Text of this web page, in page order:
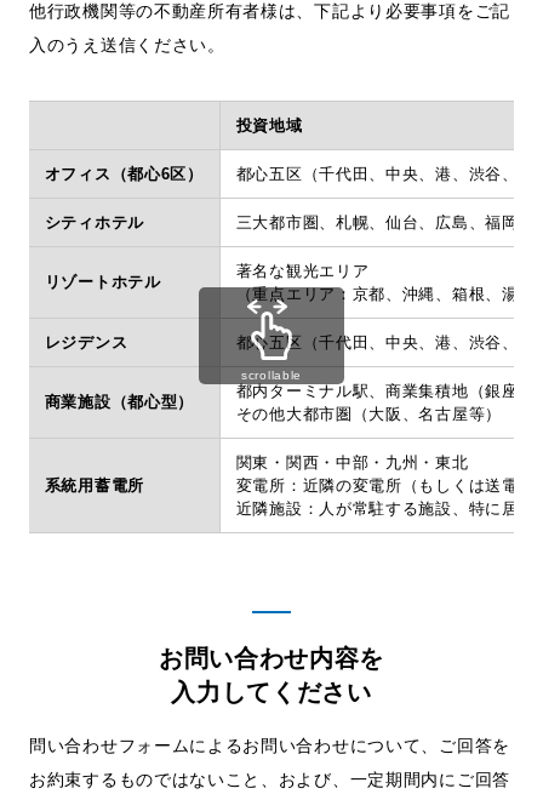
サステナビリティ
採用情報
English
他行政機関等の不動産所有者様は、下記より必要事項をご記
入のうえ送信ください。
投資地域
オフィス（都心6区） 都心五区（千代田、中央、港、渋谷、新
シティホテル 三大都市圏、札幌、仙台、広島、福岡
リゾートホテル
著名な観光エリア
（重点エリア：京都、沖縄、箱根、湯布
レジデンス 都心五区（千代田、中央、港、渋谷、新
商業施設（都心型）
都内ターミナル駅、商業集積地（銀座・
その他大都市圏（大阪、名古屋等）
系統用蓄電所
関東・関西・中部・九州・東北
変電所：近隣の変電所（もしくは送電
近隣施設：人が常駐する施設、特に居
scrollable
お問い合わせ内容を
入力してください
問い合わせフォームによるお問い合わせについて、ご回答を
お約束するものではないこと、および、 一定期間内にご回答